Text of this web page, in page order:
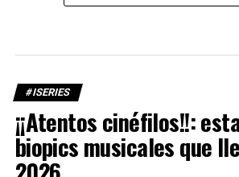
#ISERIES
¡¡Atentos cinéfilos!!:
biopics musicales que